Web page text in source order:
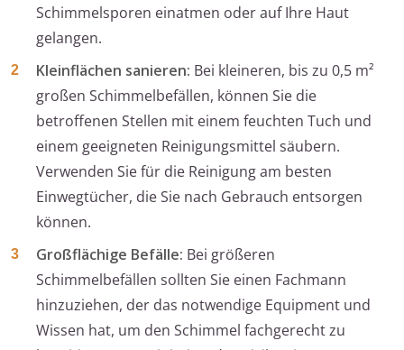
Schimmelsporen einatmen oder auf Ihre Haut
gelangen.
Kleinflächen sanieren: Bei kleineren, bis zu 0,5 m²
großen Schimmelbefällen, können Sie die
betroffenen Stellen mit einem feuchten Tuch und
einem geeigneten Reinigungsmittel säubern.
Verwenden Sie für die Reinigung am besten
Einwegtücher, die Sie nach Gebrauch entsorgen
können.
Großflächige Befälle: Bei größeren
Schimmelbefällen sollten Sie einen Fachmann
hinzuziehen, der das notwendige Equipment und
Wissen hat, um den Schimmel fachgerecht zu